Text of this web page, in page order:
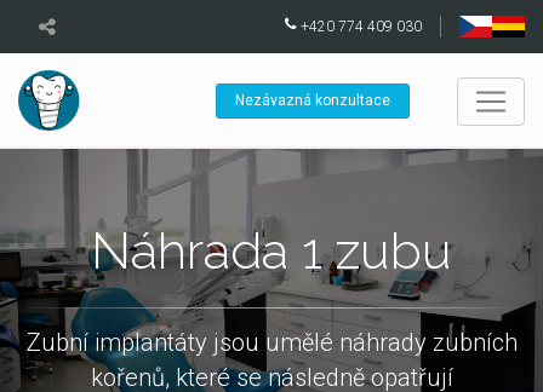
+420 774 409 030
Nezávazná konzultace
Náhrada 1 zubu
Zubní implantáty jsou umělé náhrady zubních
kořenů, které se následně opatřují